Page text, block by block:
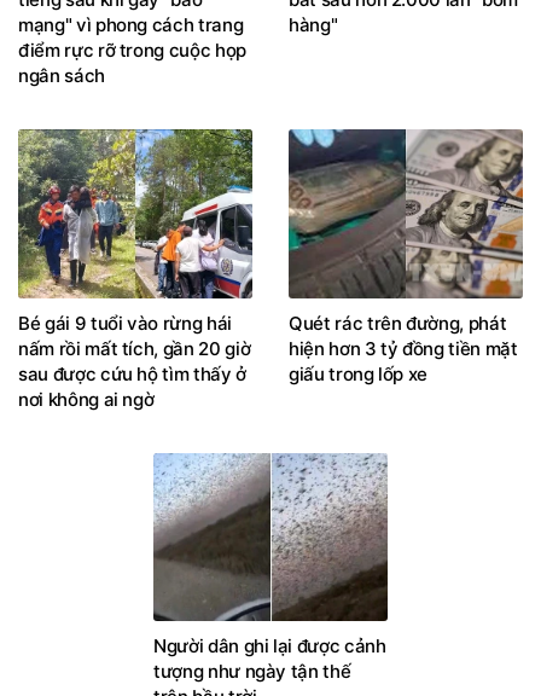
mạng" vì phong cách trang
điểm rực rỡ trong cuộc họp
ngân sách
hàng"
Bé gái 9 tuổi vào rừng hái
nấm rồi mất tích, gần 20 giờ
sau được cứu hộ tìm thấy ở
nơi không ai ngờ
Quét rác trên đường, phát
hiện hơn 3 tỷ đồng tiền mặt
giấu trong lốp xe
Người dân ghi lại được cảnh
tượng như ngày tận thế